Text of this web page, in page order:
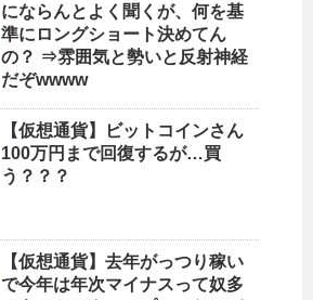
にならんとよく聞くが、何を基
準にロングショート決めてん
の？ ⇒雰囲気と勢いと反射神経
だぞwwww
【仮想通貨】ビットコインさん
100万円まで回復するが…買
う？？？
【仮想通貨】去年がっつり稼い
で今年は年次マイナスって奴多